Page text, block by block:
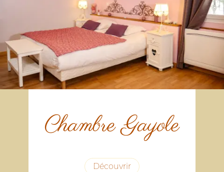
Chambre Gayole
Découvrir